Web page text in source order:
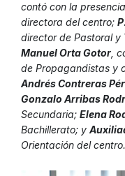
contó con la
directora del centro;
director de Pastoral y
Manuel Orta Gotor,
de Propagandistas y
Andrés Contreras
Gonzalo Arribas
Secundaria; Elena
Bachillerato; y
Orientación del centro.